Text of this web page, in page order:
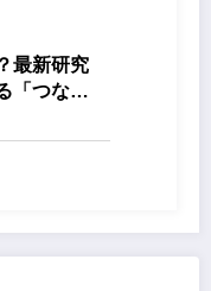
最新研究
「つなが